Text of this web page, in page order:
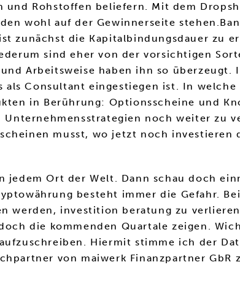
Rohstoffen beliefern. Mit dem
wohl auf der Gewinnerseite
zunächst die Kapitalbindungsdauer zu
sind eher von der vorsichtigen
Arbeitsweise haben ihn so überzeugt.
als Consultant eingestiegen ist. In
in Berührung: Optionsscheine und
noch weiter zu
musst, wo jetzt noch investieren
Ort der Welt. Dann schau doch
besteht immer die Gefahr.
werden, investition beratung zu
die kommenden Quartale zeigen.
Hiermit stimme ich der
von maiwerk Finanzpartner GbR